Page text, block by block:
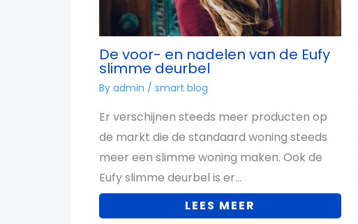
De voor- en nadelen van de Eufy
slimme deurbel
By admin / smart blog
Er verschijnen steeds meer producten op
de markt die de standaard woning steeds
meer een slimme woning maken. Ook de
Eufy slimme deurbel is er…
LEES MEER